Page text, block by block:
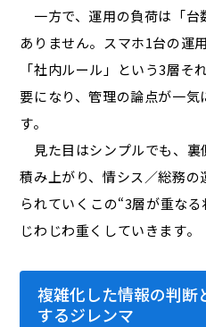
一方で、運用の負荷は「台
ありません。スマホ1台の運
「社内ルール」という3層そ
要になり、管理の論点が一
す。
見た目はシンプルでも、裏
積み上がり、情シス／総務
られていく――この“3層が重な
じわじわ重くしていきます。
複雑化した情報の判断
するジレンマ